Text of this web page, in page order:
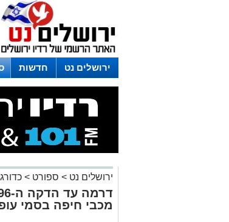
ירושלים נט חדשות
לפרסום ברדיו צרו קשר
ירושלים נט > ספורט >
מכבי חיפה בסמי